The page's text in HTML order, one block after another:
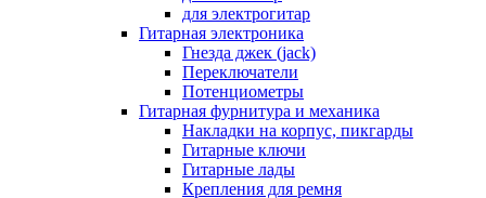
для электрогитар
Гитарная электроника
Гнезда джек (jack)
Переключатели
Потенциометры
Гитарная фурнитура и механика
Накладки на корпус, пикгарды
Гитарные ключи
Гитарные лады
Крепления для ремня